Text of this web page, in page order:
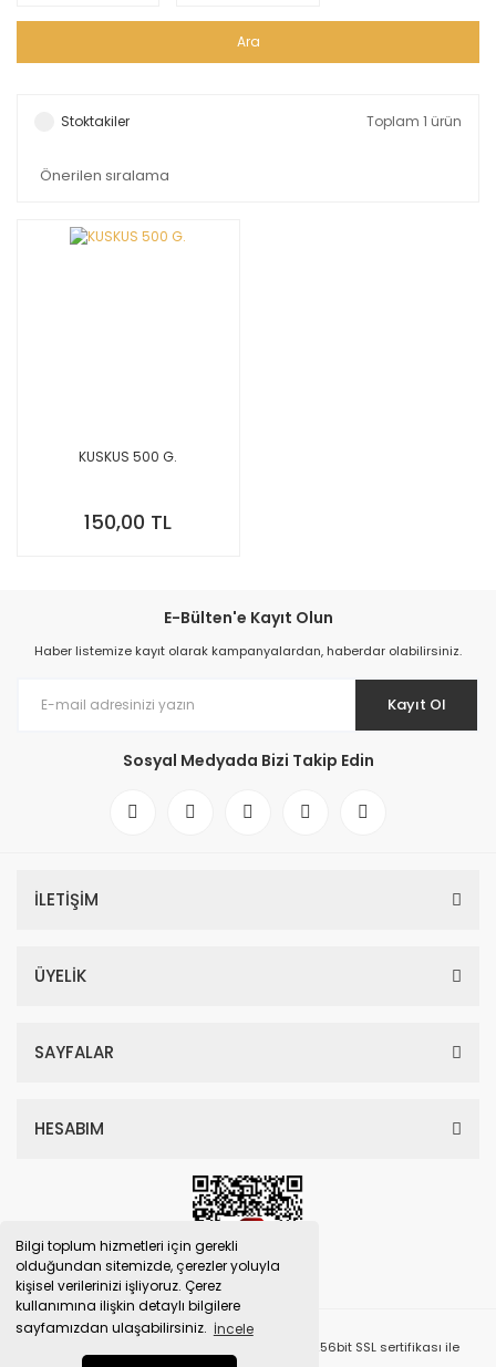
Bilgi toplum hizmetleri için gerekli
olduğundan sitemizde, çerezler yoluyla
kişisel verilerinizi işliyoruz. Çerez
kullanımına ilişkin detaylı bilgilere
sayfamızdan ulaşabilirsiniz. İncele
Ara
Stoktakiler Toplam 1 ürün
KUSKUS 500 G.
150,00 TL
E-Bülten'e Kayıt Olun
Haber listemize kayıt olarak kampanyalardan, haberdar olabilirsiniz.
Kayıt Ol
Sosyal Medyada Bizi Takip Edin
İLETİŞİM
ÜYELİK
SAYFALAR
HESABIM
© Tüm Hakları Saklıdır. Kredi kartı bilgileriniz 256bit SSL sertifikası ile